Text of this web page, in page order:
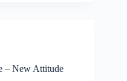
– New Attitude